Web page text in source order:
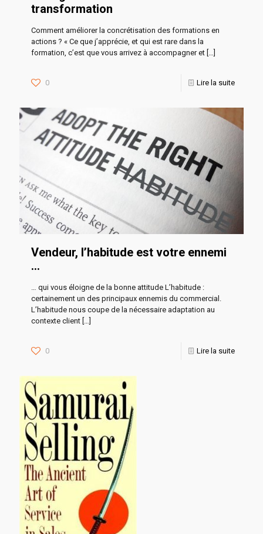
transformation
Comment améliorer la concrétisation des formations en
actions ? « Ce que j’apprécie, et qui est rare dans la
formation, c’est que vous arrivez à accompagner et […]
0 Lire la suite
Vendeur, l’habitude est votre ennemi
…
… qui vous éloigne de la bonne attitude L’habitude :
certainement un des principaux ennemis du commercial.
L’habitude nous coupe de la nécessaire adaptation au
contexte client […]
0 Lire la suite